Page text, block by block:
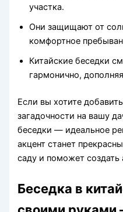
участка.
Они защищают от
комфортное
Китайские беседки
гармонично,
Если вы хотите
загадочности на вашу
беседки — идеальное
акцент станет
саду и поможет
Беседка в